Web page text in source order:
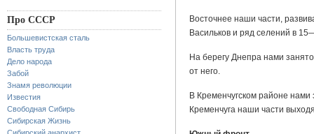
Про СССР
Большевистская сталь
Власть труда
Дело народа
Забой
Знамя революции
Известия
Свободная Сибирь
Сибирская Жизнь
Восточнее наши части,
Васильков и ряд селений в
На берегу Днепра нами
от него.
В Кременчугском районе
Кременчуга наши части